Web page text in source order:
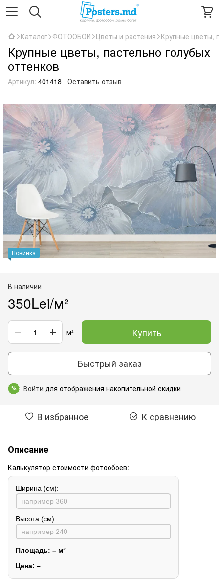
Каталог ФОТООБОИ Цветы и растения Крупные цветы,
Крупные цветы, пастельно голубых
оттенков
Артикул: 401418 Оставить отзыв
Новинка
В наличии
350Lei/м²
м² Купить
Быстрый заказ
% Войти для отображения накопительной скидки
В избранное К сравнению
Описание
Калькулятор стоимости фотообоев:
Ширина (см):
Высота (см):
Площадь: – м²
Цена: –